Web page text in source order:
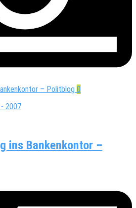
0
2007
ins Bankenkontor –